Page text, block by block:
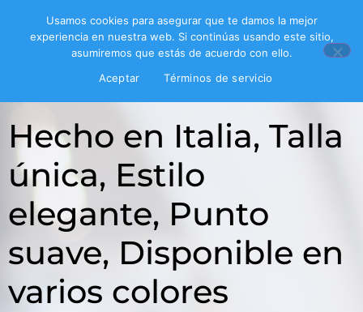
/ Hecho en Italia, Talla única, Estilo elegante,
Hecho en Italia, Talla
única, Estilo
elegante, Punto
suave, Disponible en
varios colores
Usamos cookies para asegurar que te damos la mejor
experiencia en nuestra web. Si continúas usando este sitio,
asumiremos que estás de acuerdo con ello.
Aceptar
Términos de servicio